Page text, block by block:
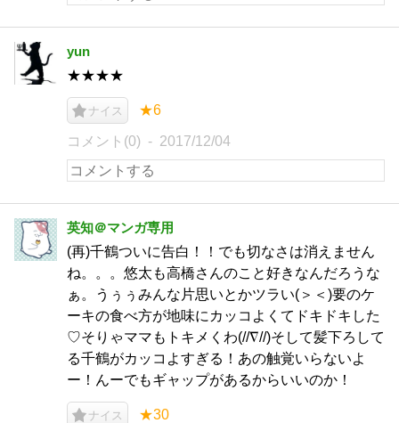
yun
★★★★
ナイス ★6
コメント(0) 2017/12/04
英知＠マンガ専用
(再)千鶴ついに告白！！でも切なさは消えません
ね。。。悠太も高橋さんのこと好きなんだろうな
ぁ。うぅぅみんな片思いとかツラい(＞＜)要のケ
ーキの食べ方が地味にカッコよくてドキドキした
♡そりゃママもトキメくわ(//∇//)そして髪下ろして
る千鶴がカッコよすぎる！あの触覚いらないよ
ー！んーでもギャップがあるからいいのか！
ナイス ★30